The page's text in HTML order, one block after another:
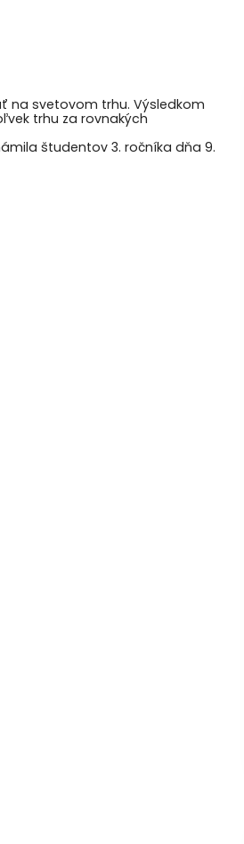
na svetovom trhu. Výsledkom
trhu za rovnakých
študentov 3. ročníka dňa 9.